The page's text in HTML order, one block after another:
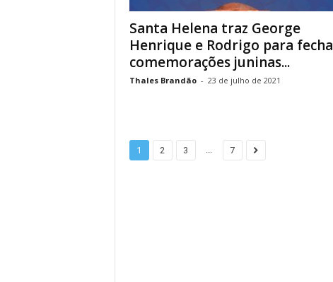
Santa Helena traz George
Henrique e Rodrigo para fecha
comemorações juninas...
Thales Brandão - 23 de julho de 2021
1 2 3 ... 7